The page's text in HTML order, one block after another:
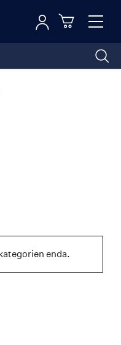
Toggle
Logg inn
enda.